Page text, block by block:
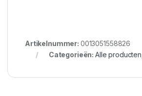
Artikelnummer: 0013051558826
Categorieën:Alle producten